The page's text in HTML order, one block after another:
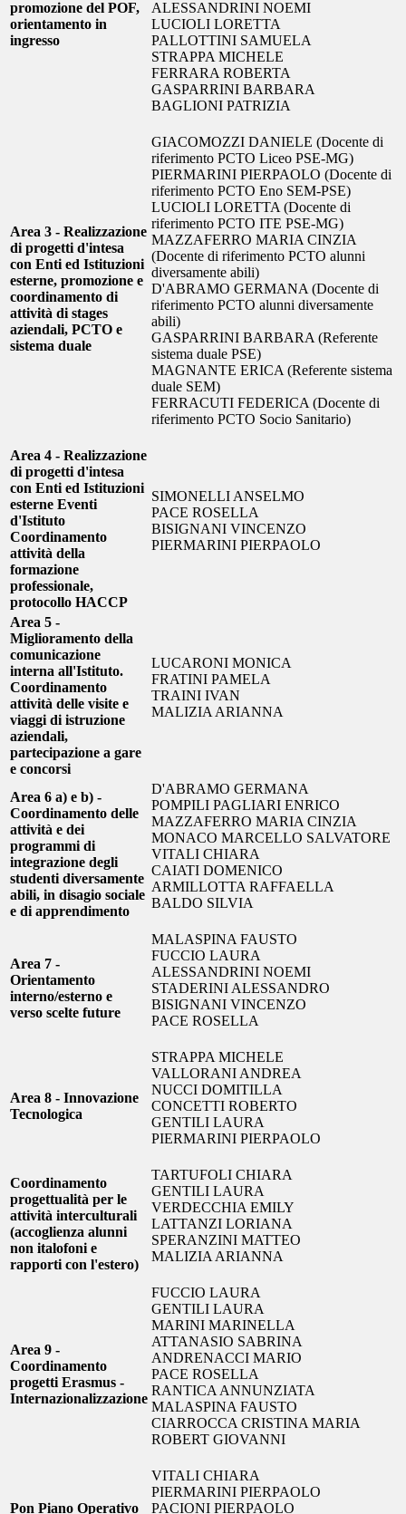
promozione del POF,
orientamento in
ingresso
ALESSANDRINI NOEMI
LUCIOLI LORETTA
PALLOTTINI SAMUELA
STRAPPA MICHELE
FERRARA ROBERTA
GASPARRINI BARBARA
BAGLIONI PATRIZIA
Area 3 - Realizzazione
di progetti d'intesa
con Enti ed Istituzioni
esterne, promozione e
coordinamento di
attività di stages
aziendali, PCTO e
sistema duale
GIACOMOZZI DANIELE (Docente di
riferimento PCTO Liceo PSE-MG)
PIERMARINI PIERPAOLO (Docente di
riferimento PCTO Eno SEM-PSE)
LUCIOLI LORETTA (Docente di
riferimento PCTO ITE PSE-MG)
MAZZAFERRO MARIA CINZIA
(Docente di riferimento PCTO alunni
diversamente abili)
D'ABRAMO GERMANA (Docente di
riferimento PCTO alunni diversamente
abili)
GASPARRINI BARBARA (Referente
sistema duale PSE)
MAGNANTE ERICA (Referente sistema
duale SEM)
FERRACUTI FEDERICA (Docente di
riferimento PCTO Socio Sanitario)
Area 4 - Realizzazione
di progetti d'intesa
con Enti ed Istituzioni
esterne Eventi
d'Istituto
Coordinamento
attività della
formazione
professionale,
protocollo HACCP
SIMONELLI ANSELMO
PACE ROSELLA
BISIGNANI VINCENZO
PIERMARINI PIERPAOLO
Area 5 -
Miglioramento della
comunicazione
interna all'Istituto.
Coordinamento
attività delle visite e
viaggi di istruzione
aziendali,
partecipazione a gare
e concorsi
LUCARONI MONICA
FRATINI PAMELA
TRAINI IVAN
MALIZIA ARIANNA
Area 6 a) e b) -
Coordinamento delle
attività e dei
programmi di
integrazione degli
studenti diversamente
abili, in disagio sociale
e di apprendimento
D'ABRAMO GERMANA
POMPILI PAGLIARI ENRICO
MAZZAFERRO MARIA CINZIA
MONACO MARCELLO SALVATORE
VITALI CHIARA
CAIATI DOMENICO
ARMILLOTTA RAFFAELLA
BALDO SILVIA
Area 7 -
Orientamento
interno/esterno e
verso scelte future
MALASPINA FAUSTO
FUCCIO LAURA
ALESSANDRINI NOEMI
STADERINI ALESSANDRO
BISIGNANI VINCENZO
PACE ROSELLA
Area 8 - Innovazione
Tecnologica
STRAPPA MICHELE
VALLORANI ANDREA
NUCCI DOMITILLA
CONCETTI ROBERTO
GENTILI LAURA
PIERMARINI PIERPAOLO
Coordinamento
progettualità per le
attività interculturali
(accoglienza alunni
non italofoni e
rapporti con l'estero)
TARTUFOLI CHIARA
GENTILI LAURA
VERDECCHIA EMILY
LATTANZI LORIANA
SPERANZINI MATTEO
MALIZIA ARIANNA
Area 9 -
Coordinamento
progetti Erasmus -
Internazionalizzazione
FUCCIO LAURA
GENTILI LAURA
MARINI MARINELLA
ATTANASIO SABRINA
ANDRENACCI MARIO
PACE ROSELLA
RANTICA ANNUNZIATA
MALASPINA FAUSTO
CIARROCCA CRISTINA MARIA
ROBERT GIOVANNI
Pon Piano Operativo
VITALI CHIARA
PIERMARINI PIERPAOLO
PACIONI PIERPAOLO